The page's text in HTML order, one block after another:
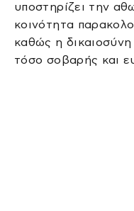
υποστηρίζει την
κοινότητα
καθώς η δικαιοσύνη
τόσο σοβαρής και